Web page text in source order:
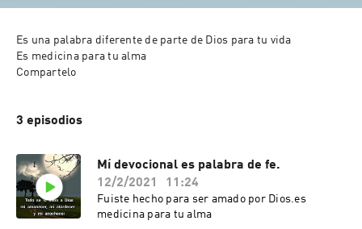
Es una palabra diferente de parte de Dios para tu vida
Es medicina para tu alma
Compartelo
3 episodios
Mí devocional es palabra de fe.
12/2/2021
11:24
Fuiste hecho para ser amado por Dios.es
medicina para tu alma